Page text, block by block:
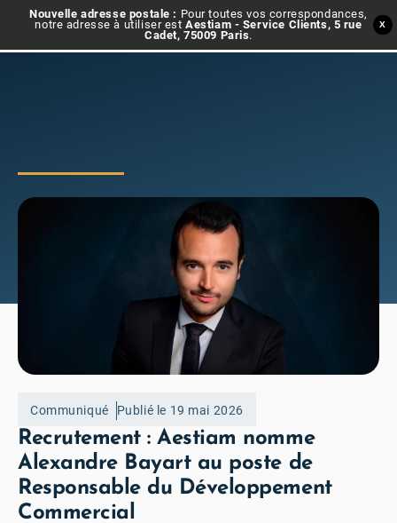
X
Nouvelle adresse postale : Pour toutes vos correspondances,
notre adresse à utiliser estAestiam - Service Clients, 5 rue
Cadet, 75009 Paris.
Communiqué Publié le 19 mai 2026
Recrutement : Aestiam nomme
Alexandre Bayart au poste de
Responsable du Développement
Commercial